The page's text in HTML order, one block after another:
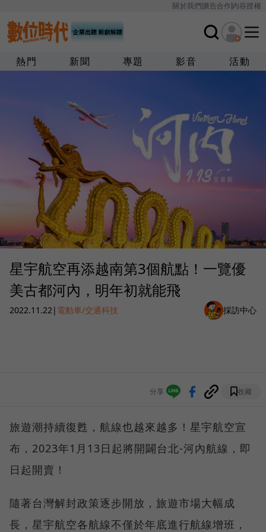
關於我們廣告合作內容授權
熱門 新聞 專題 影音 活動
星宇航空再添越南第3個航點！一覽優
美古都河內，明年初就能飛
2022.11.22| 電動車/交通科技 採訪中心
分享 收藏
旅遊潮持續復甦，航線也越來越多！星宇航空宣
布，2023年1月13日起將開闢台北-河內航線，即
日起開賣！
隨著台灣解封政策逐步開放，旅遊市場大幅成
長，星宇航空各航線不僅於年底進行航線增班，